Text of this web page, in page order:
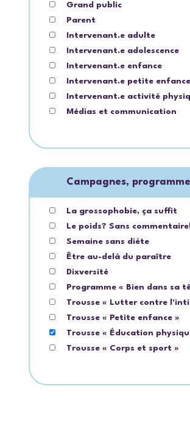
Grand public
Parent
Intervenant.e adulte
Intervenant.e adolescence
Intervenant.e enfance
Intervenant.e petite enfance
Intervenant.e activité
Médias et communication
Campagnes,
La grossophobie, ça suffit
Le poids? Sans
Semaine sans diète
Être au-delà du paraître
Dixversité
Programme « Bien dans sa
Trousse « Lutter contre
Trousse « Petite enfance »
Trousse « Éducation
Trousse « Corps et sport »